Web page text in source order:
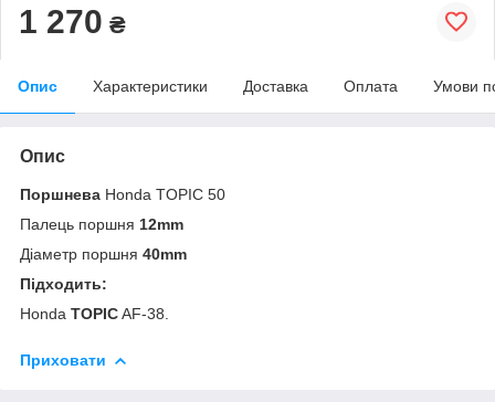
1 270 ₴
Опис Характеристики Доставка Оплата Умови
Опис
Поршнева Honda TOPIC 50
Палець поршня 12mm
Діаметр поршня 40mm
Підходить:
Honda TOPICAF-38.
Приховати